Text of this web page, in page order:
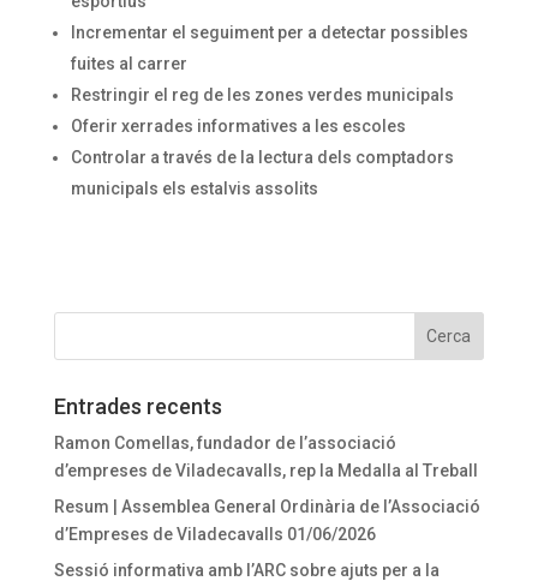
Incrementar el seguiment per a detectar possibles
fuites al carrer
Restringir el reg de les zones verdes municipals
Oferir xerrades informatives a les escoles
Controlar a través de la lectura dels comptadors
municipals els estalvis assolits
Entrades recents
Ramon Comellas, fundador de l’associació
d’empreses de Viladecavalls, rep la Medalla al Treball
Resum | Assemblea General Ordinària de l’Associació
d’Empreses de Viladecavalls 01/06/2026
Sessió informativa amb l’ARC sobre ajuts per a la